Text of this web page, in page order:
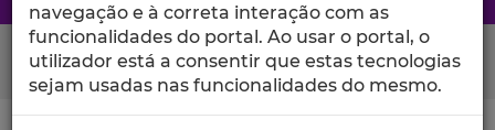
Search Button
navegação e à correta interação com as
funcionalidades do portal. Ao usar o portal, o
utilizador está a consentir que estas tecnologias
sejam usadas nas funcionalidades do mesmo.